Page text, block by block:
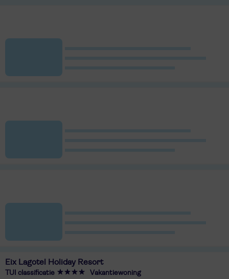
Eix Lagotel Holiday Resort
TUI classificatie Vakantiewoning